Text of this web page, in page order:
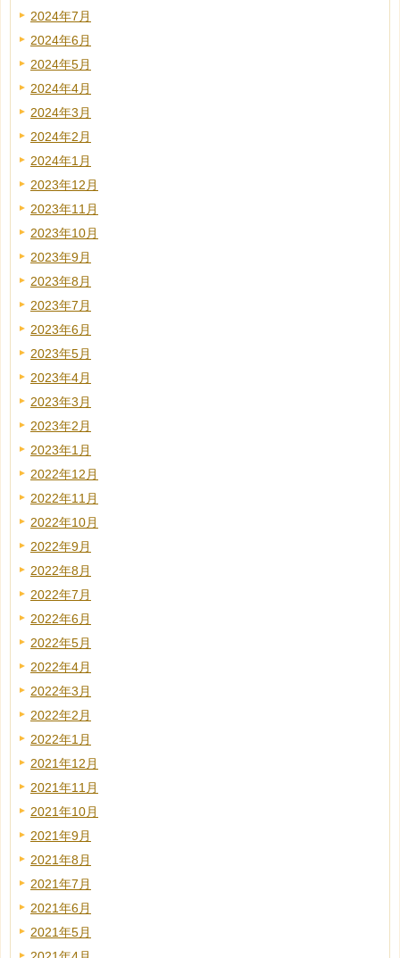
2024年7月
2024年6月
2024年5月
2024年4月
2024年3月
2024年2月
2024年1月
2023年12月
2023年11月
2023年10月
2023年9月
2023年8月
2023年7月
2023年6月
2023年5月
2023年4月
2023年3月
2023年2月
2023年1月
2022年12月
2022年11月
2022年10月
2022年9月
2022年8月
2022年7月
2022年6月
2022年5月
2022年4月
2022年3月
2022年2月
2022年1月
2021年12月
2021年11月
2021年10月
2021年9月
2021年8月
2021年7月
2021年6月
2021年5月